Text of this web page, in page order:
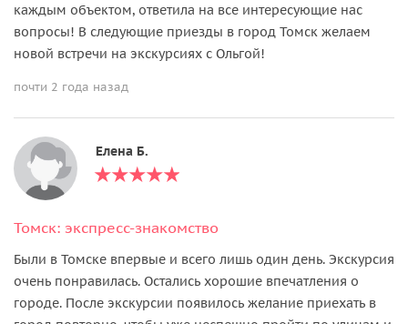
каждым объектом, ответила на все интересующие нас
вопросы! В следующие приезды в город Томск желаем
новой встречи на экскурсиях с Ольгой!
почти 2 года назад
Елена Б.
Томск: экспресс-знакомство
Были в Томске впервые и всего лишь один день. Экскурсия
очень понравилась. Остались хорошие впечатления о
городе. После экскурсии появилось желание приехать в